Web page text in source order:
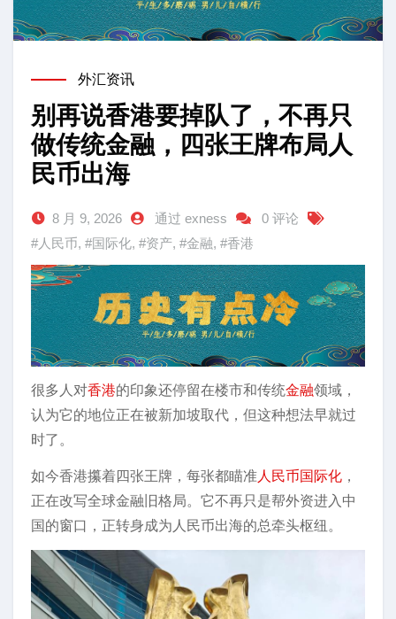
外汇资讯
别再说香港要掉队了，不再只
做传统金融，四张王牌布局人
民币出海
8 月 9, 2026 通过 exness
0 评论
#人民币, #国际化, #资产, #金融, #香港
很多人对香港的印象还停留在楼市和传统金融领域，
认为它的地位正在被新加坡取代，但这种想法早就过
时了。
如今香港攥着四张王牌，每张都瞄准人民币国际化 ，
正在改写全球金融旧格局。它不再只是帮外资进入中
国的窗口，正转身成为人民币出海的总牵头枢纽。